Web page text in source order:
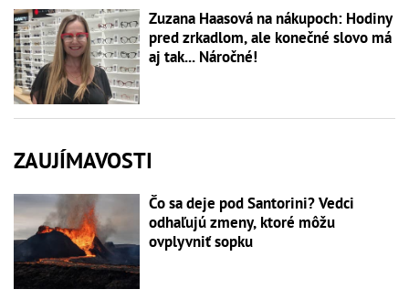
Zuzana Haasová na nákupoch: Hodiny
pred zrkadlom, ale konečné slovo má
aj tak... Náročné!
ZAUJÍMAVOSTI
Čo sa deje pod Santorini? Vedci
odhaľujú zmeny, ktoré môžu
ovplyvniť sopku